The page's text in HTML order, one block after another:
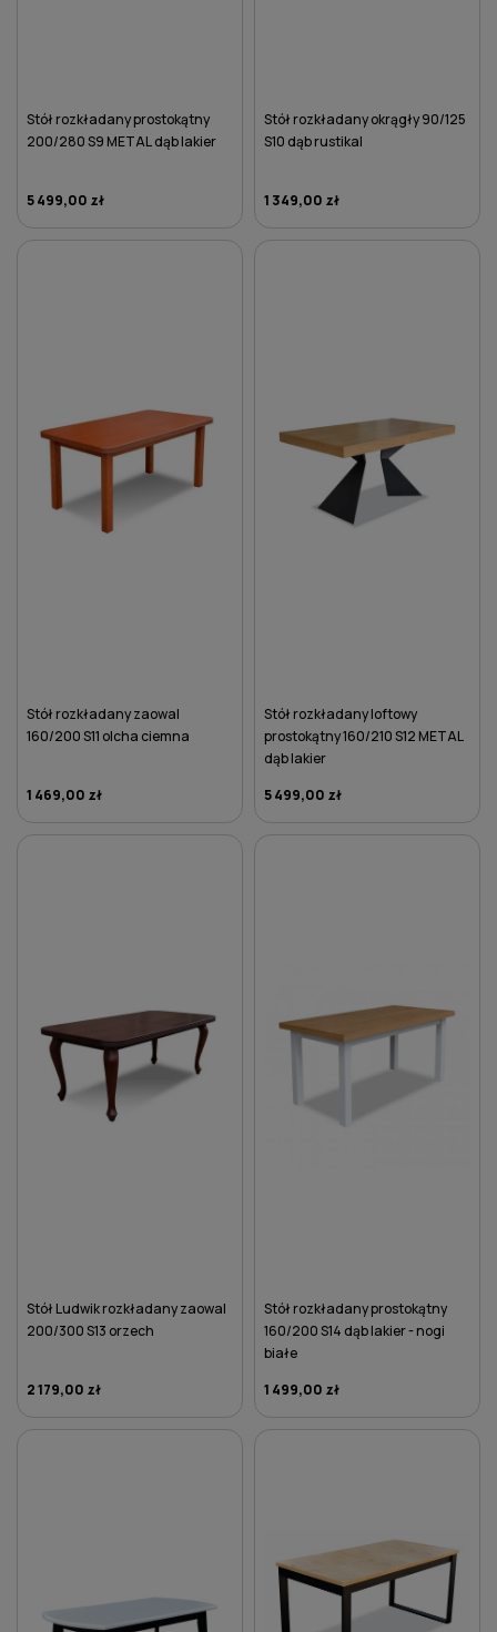
Stół rozkładany prostokątny
200/280 S9 METAL dąb lakier
5 499,00 zł
Stół rozkładany okrągły 90/125
S10 dąb rustikal
1 349,00 zł
Stół rozkładany zaowal
160/200 S11 olcha ciemna
1 469,00 zł
Stół rozkładany loftowy
prostokątny 160/210 S12 METAL
dąb lakier
5 499,00 zł
Stół Ludwik rozkładany zaowal
200/300 S13 orzech
2 179,00 zł
Stół rozkładany prostokątny
160/200 S14 dąb lakier - nogi
białe
1 499,00 zł